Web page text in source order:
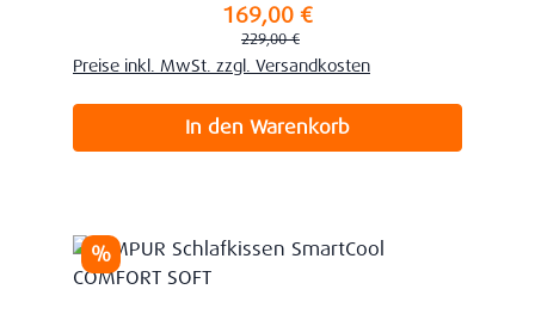
169,00 €
Regulärer Preis:
229,00 €
Preise inkl. MwSt. zzgl. Versandkosten
In den Warenkorb
Rabatt
%